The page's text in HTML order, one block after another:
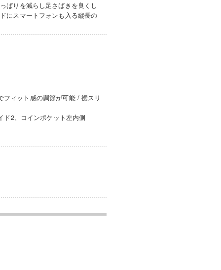
ぱりを減らし足さばきを良くし
にスマートフォンも入る縦長の
フィット感の調節が可能 / 裾スリ
ド2、コインポケット左内側